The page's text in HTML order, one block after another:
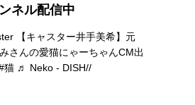
ネル配信中
【キャスター井手美希】元
さんの愛猫にゃーちゃんCM出
猫 ♬ Neko - DISH//